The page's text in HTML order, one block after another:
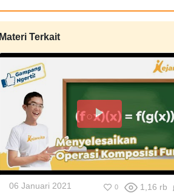
Materi Terkait
06 Januari 2021 0 1,16 rb